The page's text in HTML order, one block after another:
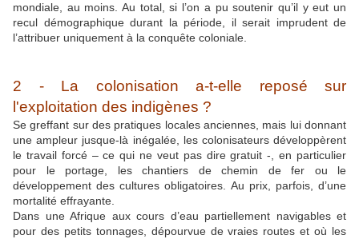
mondiale, au moins. Au total, si l’on a pu soutenir qu’il y eut un
recul démographique durant la période, il serait imprudent de
l’attribuer uniquement à la conquête coloniale.
2 - La colonisation a-t-elle reposé sur
l'exploitation des indigènes ?
Se greffant sur des pratiques locales anciennes, mais lui donnant
une ampleur jusque-là inégalée, les colonisateurs développèrent
le travail forcé – ce qui ne veut pas dire gratuit -, en particulier
pour le portage, les chantiers de chemin de fer ou le
développement des cultures obligatoires. Au prix, parfois, d’une
mortalité effrayante.
Dans une Afrique aux cours d’eau partiellement navigables et
pour des petits tonnages, dépourvue de vraies routes et où les